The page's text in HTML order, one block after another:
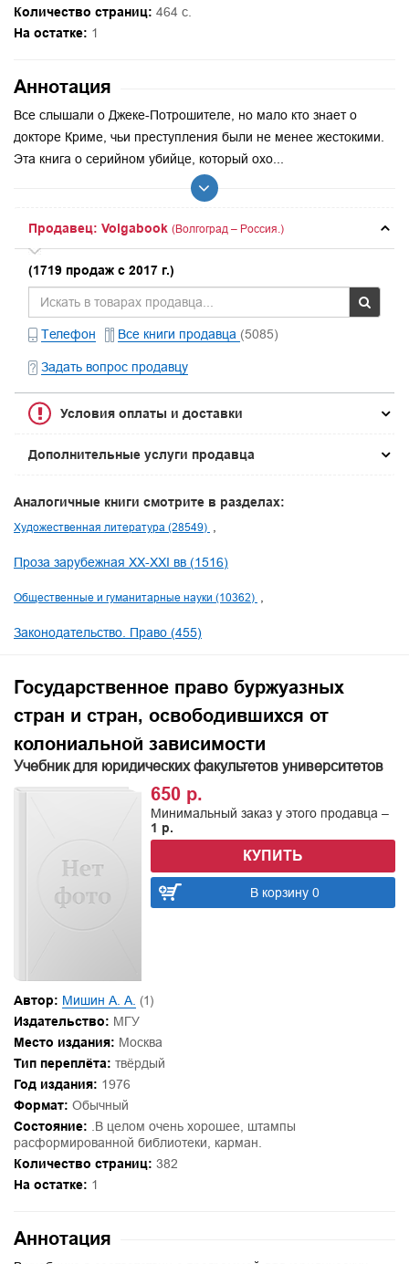
Количество страниц: 464 с.
На остатке: 1
Аннотация
Все слышали о Джеке-Потрошителе, но мало кто знает о
докторе Криме, чьи преступления были не менее жестокими.
Эта книга о серийном убийце, который охо...
Продавец: Volgabook (Волгоград – Россия.)
(1719 продаж с 2017 г.)
Телефон Все книги продавца (5085)
Задать вопрос продавцу
Условия оплаты и доставки
Дополнительные услуги продавца
Аналогичные книги смотрите в разделах:
Художественная литература (28549)
Проза зарубежная XX-XXI вв (1516)
Общественные и гуманитарные науки (10362)
Законодательство. Право (455)
Государственное право буржуазных
стран и стран, освободившихся от
колониальной зависимости
Учебник для юридических факультетов университетов
650 р.
Минимальный заказ у этого продавца –
1 р.
КУПИТЬ
В корзину 0
Автор: Мишин А. А. (1)
Издательство: МГУ
Место издания: Москва
Тип переплёта: твёрдый
Год издания: 1976
Формат: Обычный
Состояние: .В целом очень хорошее, штампы
расформированной библиотеки, карман.
Количество страниц: 382
На остатке: 1
Аннотация